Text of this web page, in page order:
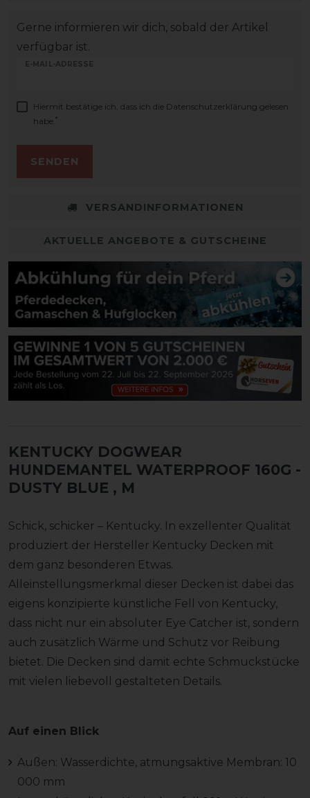
Gerne informieren wir dich, sobald der Artikel
verfügbar ist.
E-MAIL-ADRESSE
Hiermit bestätige ich, dass ich die Daten­schutz­erklärung gelesen
habe. *
SENDEN
VERSANDINFORMATIONEN
AKTUELLE ANGEBOTE & GUTSCHEINE
KENTUCKY DOGWEAR
HUNDEMANTEL WATERPROOF 160G -
DUSTY BLUE , M
Schick, schicker – Kentucky. In exzellenter Qualität
produziert der Hersteller Kentucky Decken mit
dem ganz besonderen Etwas.
Alleinstellungsmerkmal dieser Decken ist dabei das
eigens konzipierte künstliche Fell von Kentucky,
dass nicht nur ein absoluter Eye Catcher ist, sondern
auch zusätzlich Wärme und Schutz vor Reibung
bietet. Die Decken sind damit echte Schmuckstücke
mit vielen liebevoll gestalteten Details.
Auf einen Blick
Außen: Wasserdichte, atmungsaktive Membran: 10
000 mm